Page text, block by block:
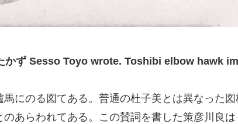
かず Sesso Toyo wrote. Toshibi elbow hawk
にのる図てある。普通の杜子美とは異なった図
あらわれてある。この賛詞を書した策彦川良